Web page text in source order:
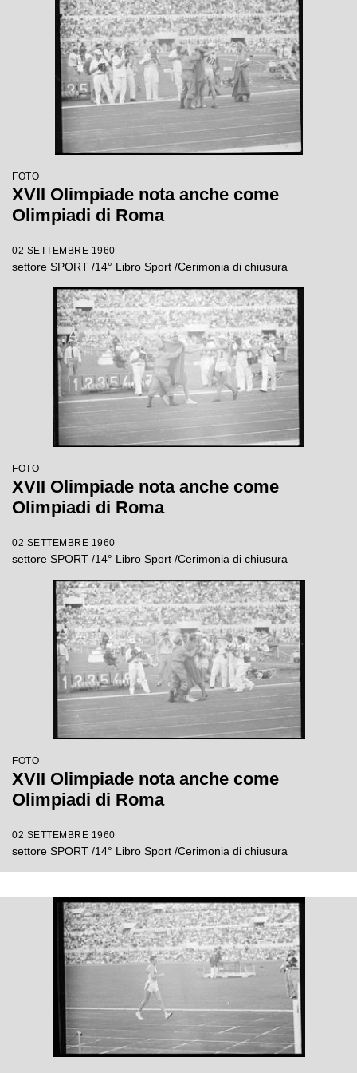
FOTO
XVII Olimpiade nota anche come
Olimpiadi di Roma
02 SETTEMBRE 1960
settore SPORT /14° Libro Sport /Cerimonia di chiusura
FOTO
XVII Olimpiade nota anche come
Olimpiadi di Roma
02 SETTEMBRE 1960
settore SPORT /14° Libro Sport /Cerimonia di chiusura
FOTO
XVII Olimpiade nota anche come
Olimpiadi di Roma
02 SETTEMBRE 1960
settore SPORT /14° Libro Sport /Cerimonia di chiusura